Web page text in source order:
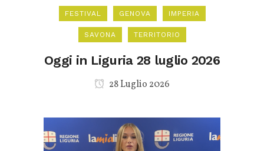
FESTIVAL GENOVA IMPERIA
SAVONA TERRITORIO
Oggi in Liguria 28 luglio 2026
28 Luglio 2026